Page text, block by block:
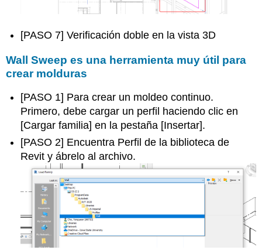
[PASO 7] Verificación doble en la vista 3D
Wall Sweep es una herramienta muy útil para
crear molduras
[PASO 1] Para crear un moldeo continuo.
Primero, debe cargar un perfil haciendo clic en
[Cargar familia] en la pestaña [Insertar].
[PASO 2] Encuentra Perfil de la biblioteca de
Revit y ábrelo al archivo.